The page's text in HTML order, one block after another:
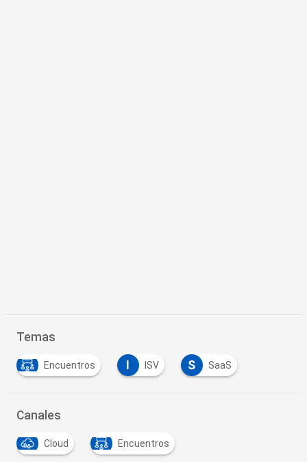
Temas
Encuentros ISV S SaaS
Canales
Cloud Encuentros